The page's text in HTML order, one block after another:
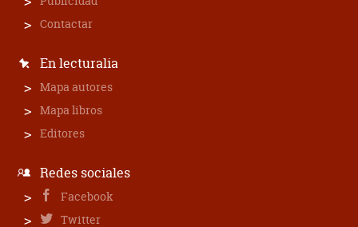
Contactar
En lecturalia
Mapa autores
Mapa libros
Editores
Redes sociales
Facebook
Twitter